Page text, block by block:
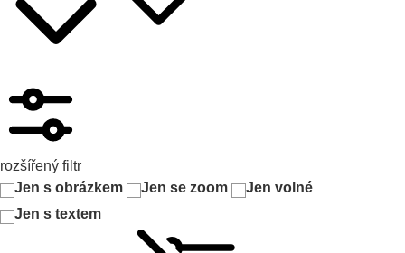
rozšířený filtr
Jen s obrázkem
Jen se zoom
Jen volné
Jen s textem